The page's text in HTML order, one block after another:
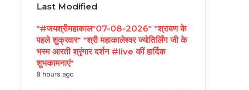
Last Modified
*#जयश्रीमहाकाल*07-08-2026* *श्रावण के
पहले शुक्रवार* *श्री महाकालेश्वर ज्योतिर्लिंग जी के
भस्म आरती श्रृंगार दर्शन #live कीं हार्दिक
शुभकामनाएं*
8 hours ago